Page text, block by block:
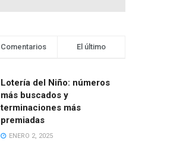
Comentarios El último
Lotería del Niño: números
más buscados y
terminaciones más
premiadas
ENERO 2, 2025